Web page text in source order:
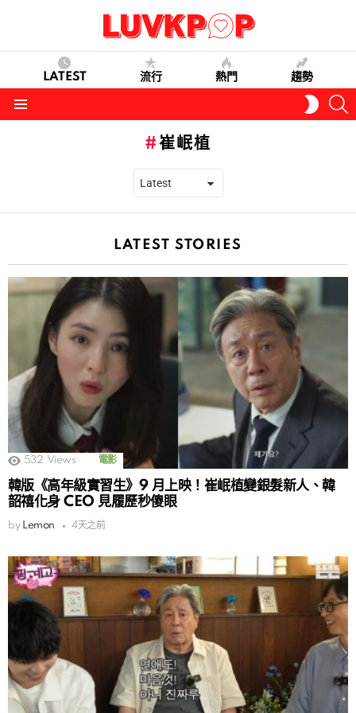
LATEST 流行 熱門 趨勢
SKIN
崔岷植
LATEST STORIES
532 Views 電影
韓版《高年級實習生》9 月上映！崔岷植變銀髮新人、韓
韶禧化身 CEO 見履歷秒傻眼
by Lemon 4天之前